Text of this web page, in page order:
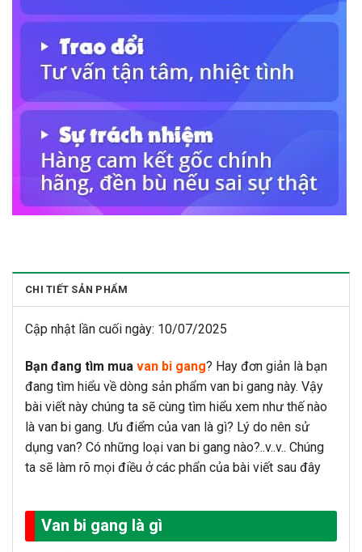
CHI TIẾT SẢN PHẨM
Cập nhật lần cuối ngày: 10/07/2025
Bạn đang tìm mua van bi gang? Hay đơn giản là bạn
đang tìm hiểu về dòng sản phẩm van bi gang này. Vậy
bài viết này chúng ta sẽ cùng tìm hiểu xem như thế nào
là van bi gang. Ưu điểm của van là gì? Lý do nên sử
dụng van? Có những loại van bi gang nào?..v..v.. Chúng
ta sẽ làm rõ mọi điều ở các phẩn của bài viết sau đây
Van bi gang là gì